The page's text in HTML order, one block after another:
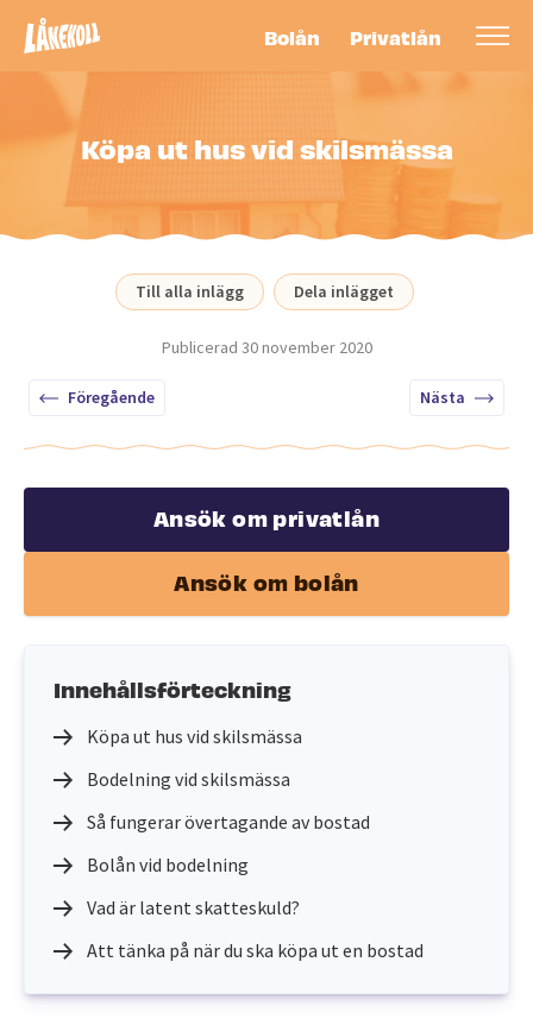
Bolån Privatlån
Köpa ut hus vid skilsmässa
Till alla inlägg Dela inlägget
Publicerad 30 november 2020
Föregående Nästa
Ansök om privatlån
Ansök om bolån
Innehållsförteckning
Köpa ut hus vid skilsmässa
Bodelning vid skilsmässa
Så fungerar övertagande av bostad
Bolån vid bodelning
Vad är latent skatteskuld?
Att tänka på när du ska köpa ut en bostad